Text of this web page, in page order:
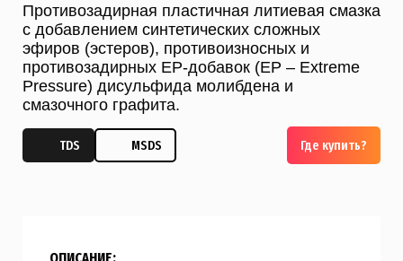
Где купить?
Противозадирная пластичная литиевая смазка
с добавлением синтетических сложных
эфиров (эстеров), противоизносных и
противозадирных ЕР-добавок (EP – Extreme
Pressure) дисульфида молибдена и
смазочного графита.
TDS MSDS
ОПИСАНИЕ: